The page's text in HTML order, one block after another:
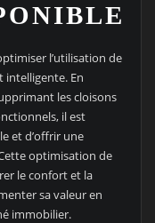
l’utilisation de
intelligente. En
les cloisons
il est
et d’offrir une
optimisation de
le confort et la
sa valeur en
immobilier.